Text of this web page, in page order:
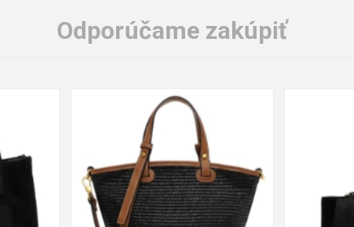
Odporúčame zakúpiť